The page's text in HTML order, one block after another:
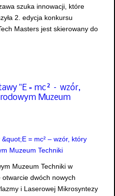
szuka innowacji, które
2. edycja konkursu
Masters jest skierowany do
"E = mc² – wzór,
Muzeum
Muzeum Techniki w
otwarcie dwóch nowych
i Laserowej Mikrosyntezy